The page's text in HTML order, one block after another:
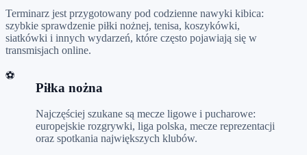
Terminarz jest przygotowany pod codzienne nawyki kibica:
szybkie sprawdzenie piłki nożnej, tenisa, koszykówki,
siatkówki i innych wydarzeń, które często pojawiają się w
transmisjach online.
⚽
Piłka nożna
Najczęściej szukane są mecze ligowe i pucharowe:
europejskie rozgrywki, liga polska, mecze reprezentacji
oraz spotkania największych klubów.